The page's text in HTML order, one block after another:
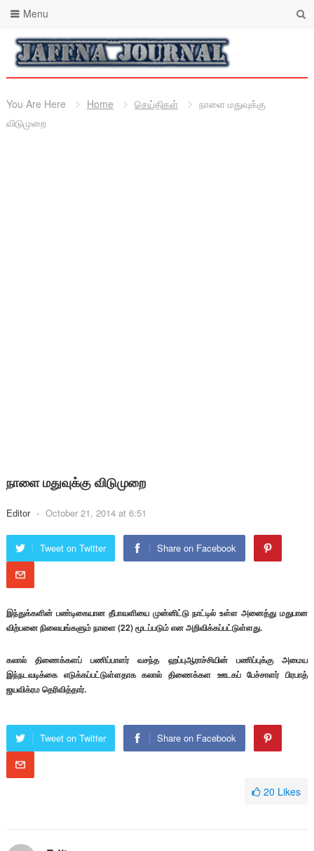
Menu
You Are Here Home செய்திகள்
நாளை மதுவுக்கு
விடுமுறை
நாளை மதுவுக்கு விடுமுறை
Editor - October 21, 2014 at 6:51
Tweet on Twitter Share on Facebook
இந்துக்களின் பண்டிகையான தீபாவளியை முன்னிட்டு நாட்டில் உள்ள அனைத்து மதுபான
விற்பனை நிலையங்களும் நாளை (22) மூடப்படும் என அறிவிக்கப்பட்டுள்ளது.
கலால் திணைக்களப் பணிப்பாளர் வசந்த ஹப்புஆராச்சியின் பணிப்புக்கு அமைய
இந்நடவடிக்கை எடுக்கப்பட்டுள்ளதாக கலால் திணைக்கள ஊடகப் பேச்சாளர் பிரபாத்
ஜயவிக்ரம தெரிவித்தார்.
Tweet on Twitter Share on Facebook
20 Likes